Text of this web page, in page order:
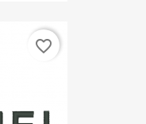
favorite_border